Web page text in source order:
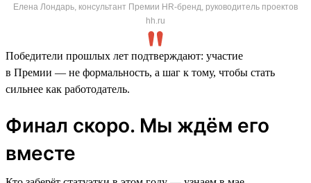
Елена Лондарь, консультант Премии HR-бренд, руководитель проектов
hh.ru
Победители прошлых лет подтверждают: участие
в Премии — не формальность, а шаг к тому, чтобы стать
сильнее как работодатель.
Финал скоро. Мы ждём его
вместе